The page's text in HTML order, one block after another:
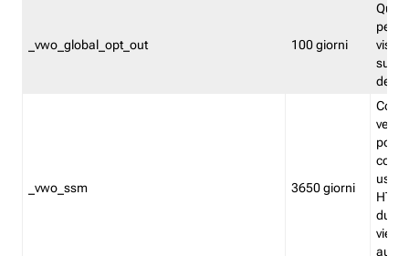
_vwo_global_opt_out 100 giorni
su
_vwo_ssm 3650 giorni
viene